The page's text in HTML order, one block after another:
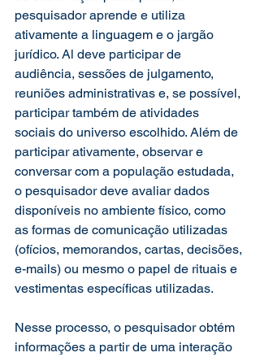
pesquisador aprende e utiliza
ativamente a linguagem e o jargão
jurídico. Al deve participar de
audiência, sessões de julgamento,
reuniões administrativas e, se possível,
participar também de atividades
sociais do universo escolhido. Além de
participar ativamente, observar e
conversar com a população estudada,
o pesquisador deve avaliar dados
disponíveis no ambiente físico, como
as formas de comunicação utilizadas
(ofícios, memorandos, cartas, decisões,
e-mails) ou mesmo o papel de rituais e
vestimentas específicas utilizadas.
Nesse processo, o pesquisador obtém
informações a partir de uma interação